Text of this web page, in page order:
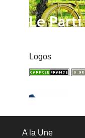
Logos
A la Une